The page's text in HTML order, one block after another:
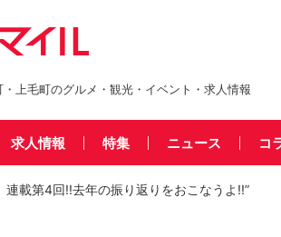
上毛町のグルメ・観光・イベント・求人情報
求人情報 特集 ニュース コ
載第4回!!去年の振り返りをおこなうよ!!”